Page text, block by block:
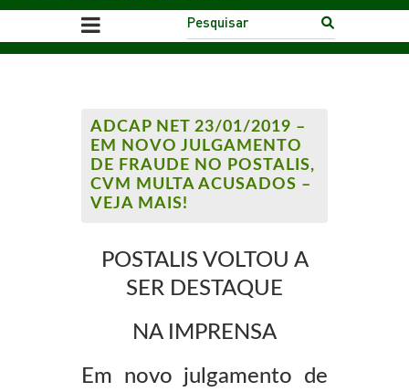
ADCAP NET 23/01/2019 –
EM NOVO JULGAMENTO
DE FRAUDE NO POSTALIS,
CVM MULTA ACUSADOS –
VEJA MAIS!
POSTALIS VOLTOU A
SER DESTAQUE
NA IMPRENSA
Em novo julgamento de